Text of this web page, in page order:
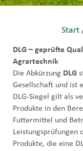
Start
DLG – geprüfte
Agrartechnik
Die Abkürzung DLG
Gesellschaft und ist
DLG-Siegel gilt als
Produkte in den
Futtermittel und
Leistungsprüfungen
Produkte, die eine